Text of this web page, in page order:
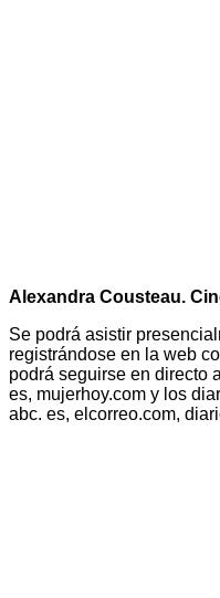
Alexandra Cousteau.
Se podrá asistir
registrándose en la web
podrá seguirse en directo
es, mujerhoy.com y los
abc. es, elcorreo.com,